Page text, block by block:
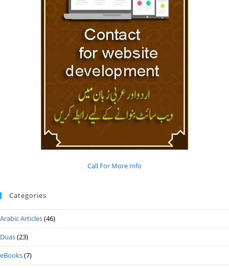
Call For More Info
Categories
Arabic Articles(46)
Duas(23)
eBooks(7)